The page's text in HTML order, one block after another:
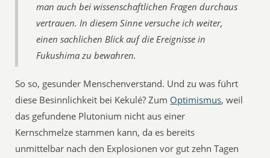
man auch bei wissenschaftlichen Fragen durchaus
vertrauen. In diesem Sinne versuche ich weiter,
einen sachlichen Blick auf die Ereignisse in
Fukushima zu bewahren.
So so, gesunder Menschenverstand. Und zu was führt
diese Besinnlichkeit bei Kekulé? Zum Optimismus, weil
das gefundene Plutonium nicht aus einer
Kernschmelze stammen kann, da es bereits
unmittelbar nach den Explosionen vor gut zehn Tagen